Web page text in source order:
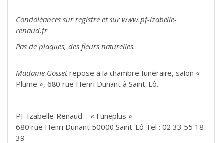
Condoléances sur registre et sur www.pf-izabelle-
renaud.fr
Pas de plaques, des fleurs naturelles.
Madame Gossetrepose à la chambre funéraire, salon «
Plume », 680 rue Henri Dunant à Saint-Lô.
PF Izabelle-Renaud – « Funéplus »
680 rue Henri Dunant 50000 Saint-Lô Tel : 02 33 55 18
39